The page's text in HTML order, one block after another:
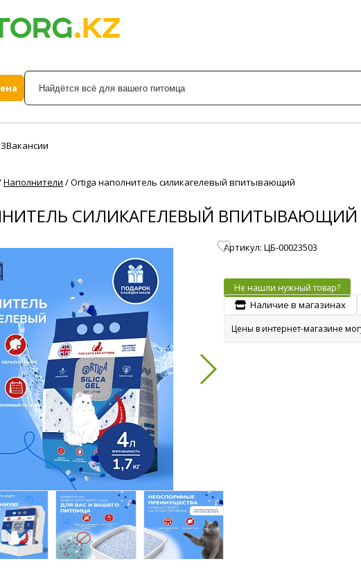
Вакансии
Наполнители /Ortiga наполнитель силикагелевый впитывающий
СИЛИКАГЕЛЕВЫЙ ВПИТЫВАЮЩИЙ
Артикул: ЦБ-00023503
Не нашли нужный товар?
Наличие в магазинах
Цены в интернет-магазине